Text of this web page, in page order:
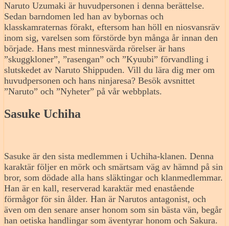
Naruto Uzumaki är huvudpersonen i denna berättelse.
Sedan barndomen led han av bybornas och
klasskamraternas förakt, eftersom han höll en niosvansräv
inom sig, varelsen som förstörde byn många år innan den
började. Hans mest minnesvärda rörelser är hans
”skuggkloner”, ”rasengan” och ”Kyuubi” förvandling i
slutskedet av Naruto Shippuden. Vill du lära dig mer om
huvudpersonen och hans ninjaresa? Besök avsnittet
”Naruto” och ”Nyheter” på vår webbplats.
Sasuke Uchiha
Sasuke är den sista medlemmen i Uchiha-klanen. Denna
karaktär följer en mörk och smärtsam väg av hämnd på sin
bror, som dödade alla hans släktingar och klanmedlemmar.
Han är en kall, reserverad karaktär med enastående
förmågor för sin ålder. Han är Narutos antagonist, och
även om den senare anser honom som sin bästa vän, begår
han oetiska handlingar som äventyrar honom och Sakura.